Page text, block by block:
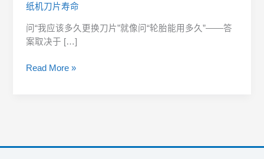
纸机刀片寿命
问“我应该多久更换刀片”就像问“轮胎能用多久”——答
案取决于 […]
Read More »